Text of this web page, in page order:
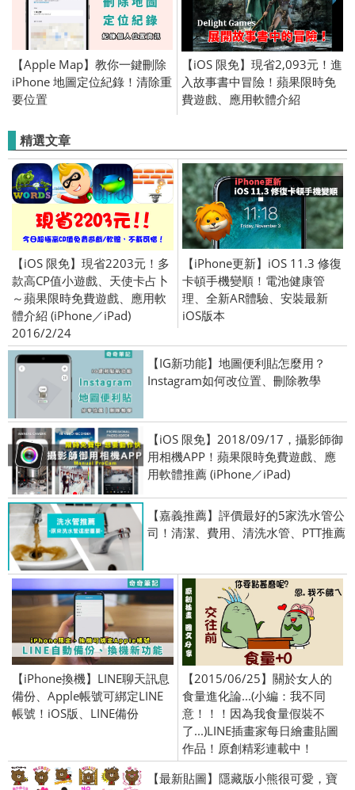
【Apple Map】教你一鍵刪除
iPhone 地圖定位紀錄！清除重
要位置
【iOS 限免】現省2,093元！進
入故事書中冒險！蘋果限時免
費遊戲、應用軟體介紹
精選文章
【iOS 限免】現省2203元！多
款高CP值小遊戲、天使卡占卜
～蘋果限時免費遊戲、應用軟
體介紹 (iPhone／iPad)
2016/2/24
【iPhone更新】iOS 11.3 修復
卡頓手機變順！電池健康管
理、全新AR體驗、安裝最新
iOS版本
【IG新功能】地圖便利貼怎麼用？
Instagram如何改位置、刪除教學
【iOS 限免】2018/09/17，攝影師御
用相機APP！蘋果限時免費遊戲、應
用軟體推薦 (iPhone／iPad)
【嘉義推薦】評價最好的5家洗水管公
司！清潔、費用、清洗水管、PTT推薦
【iPhone換機】LINE聊天訊息
備份、Apple帳號可綁定LINE
帳號！iOS版、LINE備份
【2015/06/25】關於女人的
食量進化論...(小編：我不同
意！！！因為我食量假裝不
了...)LINE插畫家每日繪畫貼圖
作品！原創精彩連載中！
【最新貼圖】隱藏版小熊很可愛，寶